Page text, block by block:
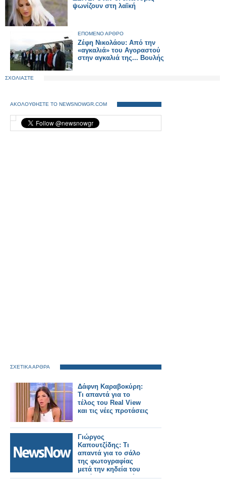
ψωνίζουν στη λαϊκή
ΕΠΟΜΕΝΟ ΑΡΘΡΟ
Ζέφη Νικολάου: Από την
«αγκαλιά» του Αγοραστού
στην αγκαλιά της... Βουλής
ΣΧΟΛΙΑΣΤΕ
ΑΚΟΛΟΥΘΗΣΤΕ ΤΟ NEWSNOWGR.COM
ΣΧΕΤΙΚΑ ΑΡΘΡΑ
Δάφνη Καραβοκύρη:
Τι απαντά για το
τέλος του Real View
και τις νέες προτάσεις
Γιώργος
Καπουτζίδης: Τι
απαντά για το σάλο
της φωτογραφίας
μετά την κηδεία του
Γεράσιμου Μιχελή